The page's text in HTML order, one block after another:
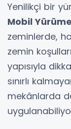
Yenilikçi bir
Mobil
zeminlerde,
zemin
yapısıyla
sınırlı
mekânlarda